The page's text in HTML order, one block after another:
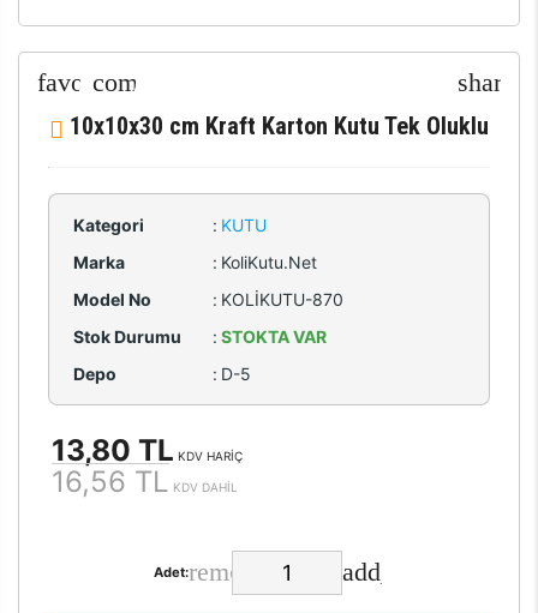
10x10x30 cm Kraft Karton Kutu Tek Oluklu
Kategori : KUTU
Marka
: KoliKutu.Net
Model No
: KOLİKUTU-870
Stok Durumu
: STOKTA VAR
Depo
: D-5
13,80 TL KDV HARİÇ
16,56 TL KDV DAHİL
Adet: